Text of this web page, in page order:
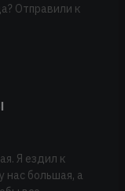
Отправили к
Я ездил к
нас большая, а